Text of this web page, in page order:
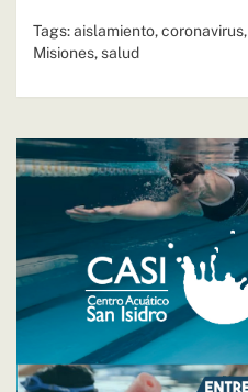
Tags:aislamiento,coronavirus,
Misiones,salud